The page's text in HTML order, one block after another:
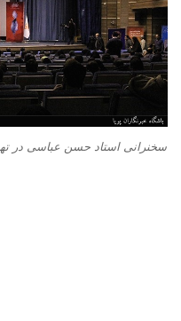
سخنرانی استاد حسن عباسی در